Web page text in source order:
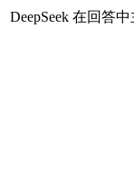
在回答